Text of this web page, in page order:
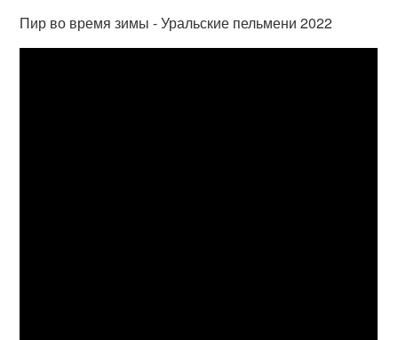
Пир во время зимы - Уральские пельмени 2022